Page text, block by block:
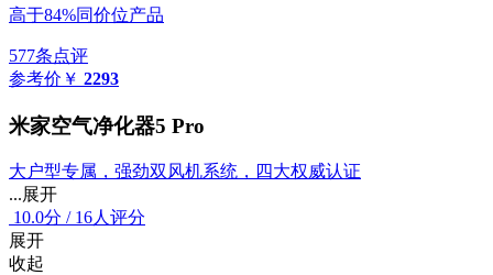
高于84%同价位产品
577条点评
参考价 ￥ 2293
米家空气净化器5 Pro
大户型专属，强劲双风机系统，四大权威认证
...展开
10.0分 / 16人评分
展开
收起